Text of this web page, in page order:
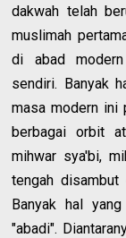
dakwah telah
muslimah
di abad
sendiri. Banyak
masa modern ini
berbagai orbit
mihwar sya'bi,
tengah disambut
Banyak hal
"abadi".